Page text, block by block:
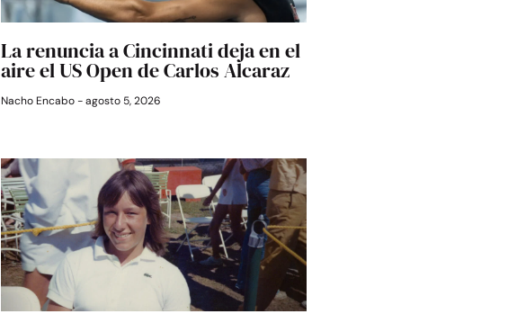
La renuncia a Cincinnati deja en el
aire el US Open de Carlos Alcaraz
Nacho Encabo agosto 5, 2026